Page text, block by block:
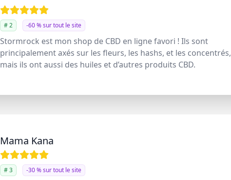
# 2 -60 % sur tout le site
Stormrock est mon shop de CBD en ligne favori ! Ils sont
principalement axés sur les fleurs, les hashs, et les concentrés,
mais ils ont aussi des huiles et d’autres produits CBD.
Mama Kana
# 3 -30 % sur tout le site